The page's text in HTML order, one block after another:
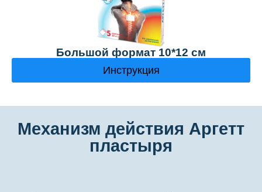
Большой формат 10*12 см
Инструкция
Механизм действия Аргетт
пластыря